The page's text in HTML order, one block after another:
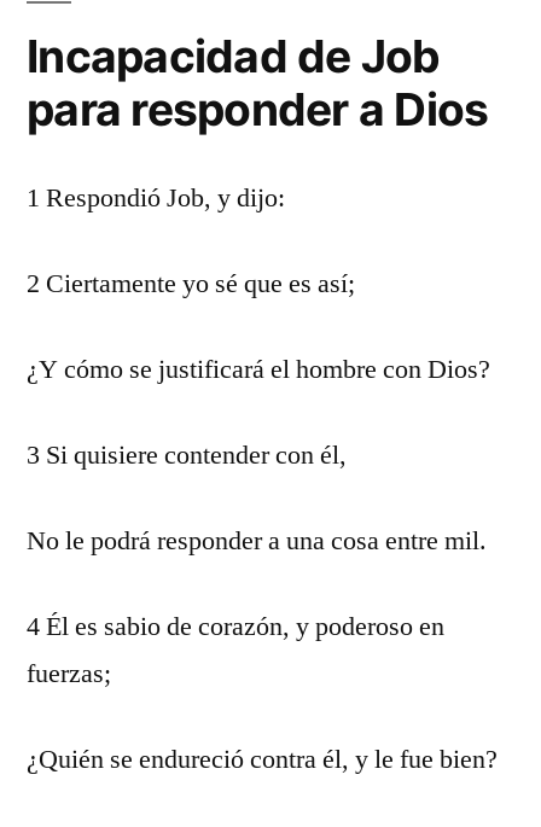
Incapacidad de Job
para responder a Dios
1 Respondió Job, y dijo:
2 Ciertamente yo sé que es así;
¿Y cómo se justificará el hombre con Dios?
3 Si quisiere contender con él,
No le podrá responder a una cosa entre mil.
4 Él es sabio de corazón, y poderoso en
fuerzas;
¿Quién se endureció contra él, y le fue bien?